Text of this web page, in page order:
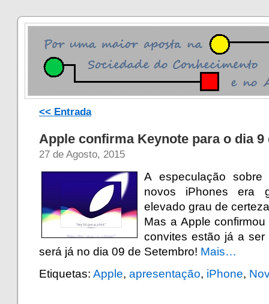
<< Entrada
Apple confirma Keynote para o dia 9
27 de Agosto, 2015
A especulação
novos iPhones era
elevado grau de
Mas a Apple
convites estão já a ser
será já no dia 09 de Setembro! Mais…
Etiquetas: Apple, apresentação, iPhone,